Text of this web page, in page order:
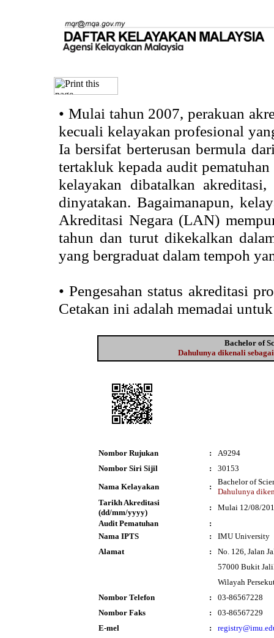
• Mulai tahun 2007, perakuan
kecuali kelayakan profesional
Ia bersifat berterusan bermula
tertakluk kepada audit
kelayakan dibatalkan
dinyatakan. Bagaimanapun,
Akreditasi Negara (LAN)
tahun dan turut dikekalkan
yang bergraduat dalam tempoh
• Pengesahan status akreditasi
Cetakan ini adalah memadai
Bachelor of
Dahulunya dikenali
Nombor Rujukan :
A9294
Nombor Siri Sijil
:
30153
Nama Kelayakan
:
Bachelor of
Dahulunya
Tarikh Akreditasi
(dd/mm/yyyy)
:
Mulai 12/08/
Audit Pematuhan
:
Nama IPTS
:
IMU University
Alamat
:
No. 126, Jalan
57000 Bukit
Wilayah
Nombor Telefon
:
03-86567228
Nombor Faks
:
03-86567229
E-mel
: